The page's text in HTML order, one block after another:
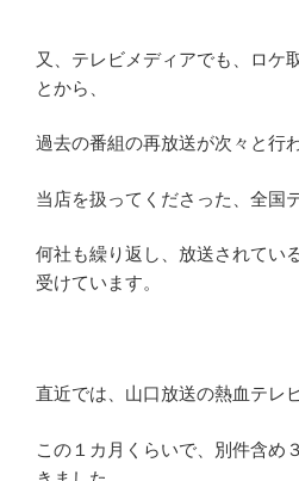
又、テレビメディアでも、ロケ
とから、
過去の番組の再放送が次々と行
当店を扱ってくださった、全国
何社も繰り返し、放送されてい
受けています。
直近では、山口放送の熱血テレ
この１カ月くらいで、別件含め